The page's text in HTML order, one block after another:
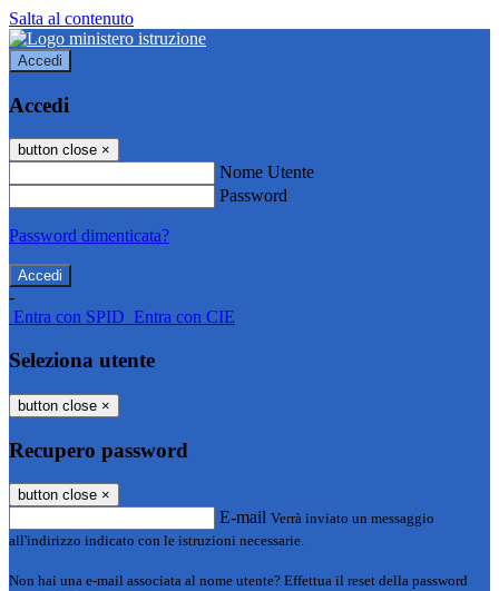
Salta al contenuto
Accedi
Accedi
button close ×
Nome Utente
Password
Password dimenticata?
-
Entra con SPID Entra con CIE
Seleziona utente
button close ×
Recupero password
button close ×
E-mail Verrà inviato un messaggio
all'indirizzo indicato con le istruzioni necessarie.
Non hai una e-mail associata al nome utente? Effettua il reset della password